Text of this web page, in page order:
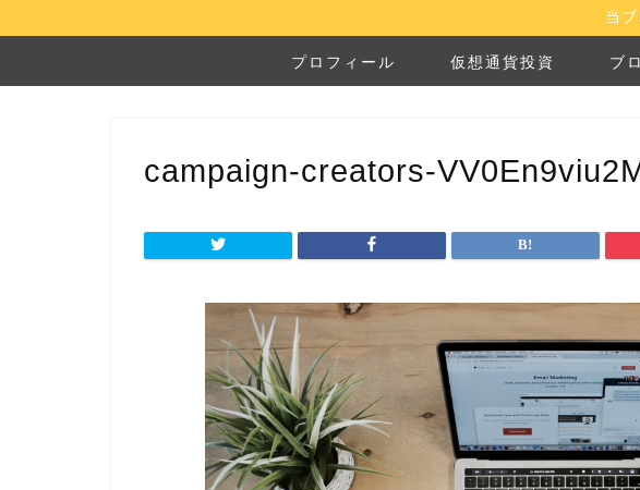
当
プロフィール 仮想通貨投資 ブ
campaign-creators-